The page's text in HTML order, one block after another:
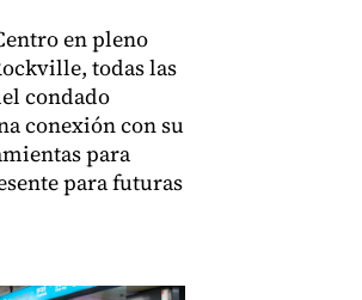
en pleno
todas las
condado
conexión con su
para
para futuras